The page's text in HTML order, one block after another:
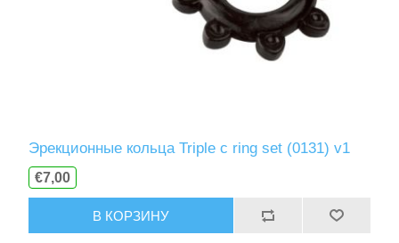
Эрекционные кольца Triple c ring set (0131) v1
€7,00
В КОРЗИНУ